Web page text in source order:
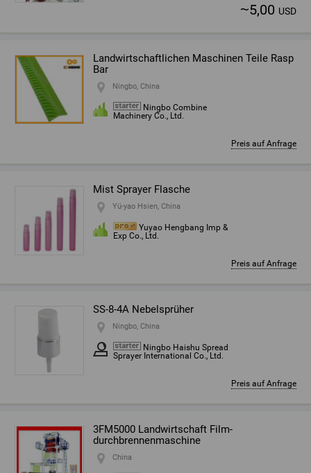
~5,00 USD
Landwirtschaftlichen Maschinen Teile Rasp
Bar
Ningbo, China
Ningbo Combine
Machinery Co., Ltd.
Preis auf Anfrage
Mist Sprayer Flasche
Yü-yao Hsien, China
Yuyao Hengbang Imp &
Exp Co., Ltd.
Preis auf Anfrage
SS-8-4A Nebelsprüher
Ningbo, China
Ningbo Haishu Spread
Sprayer International Co., Ltd.
Preis auf Anfrage
3FM5000 Landwirtschaft Film-
durchbrennenmaschine
China